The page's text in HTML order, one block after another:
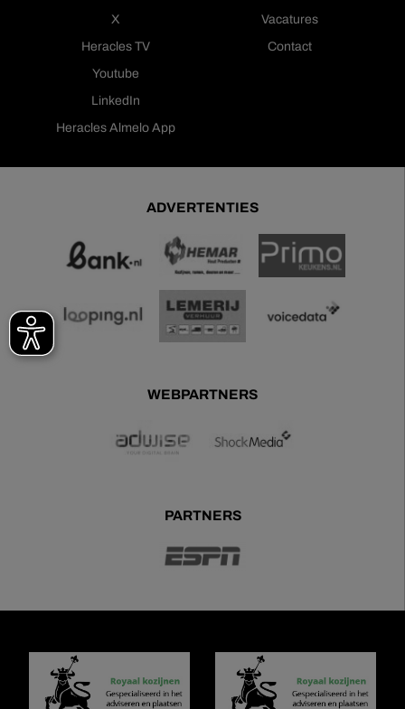
X
Heracles TV
Youtube
LinkedIn
Heracles Almelo App
Vacatures
Contact
ADVERTENTIES
WEBPARTNERS
PARTNERS